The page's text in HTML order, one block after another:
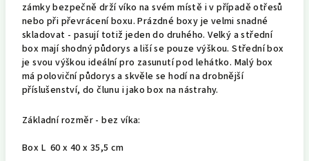
zámky bezpečně drží víko na svém místě i v případě otřesů
nebo při převrácení boxu. Prázdné boxy je velmi snadné
skladovat - pasují totiž jeden do druhého. Velký a střední
box mají shodný půdorys a liší se pouze výškou. Střední box
je svou výškou ideální pro zasunutí pod lehátko. Malý box
má poloviční půdorys a skvěle se hodí na drobnější
příslušenství, do člunu i jako box na nástrahy.
Základní rozměr - bez víka:
Box L 60 x 40 x 35,5 cm